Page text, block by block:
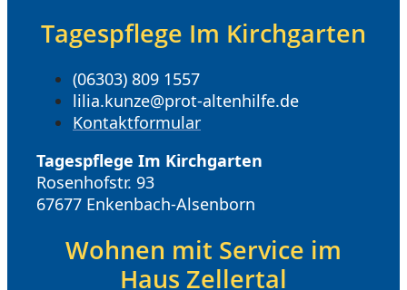
Tagespflege Im Kirchgarten
(06303) 809 1557
lilia.kunze@prot-altenhilfe.de
Kontaktformular
Tagespflege Im Kirchgarten
Rosenhofstr. 93
67677 Enkenbach-Alsenborn
Wohnen mit Service im
Haus Zellertal